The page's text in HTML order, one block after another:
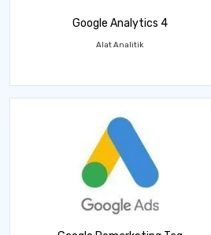
Google Analytics 4
Alat Analitik